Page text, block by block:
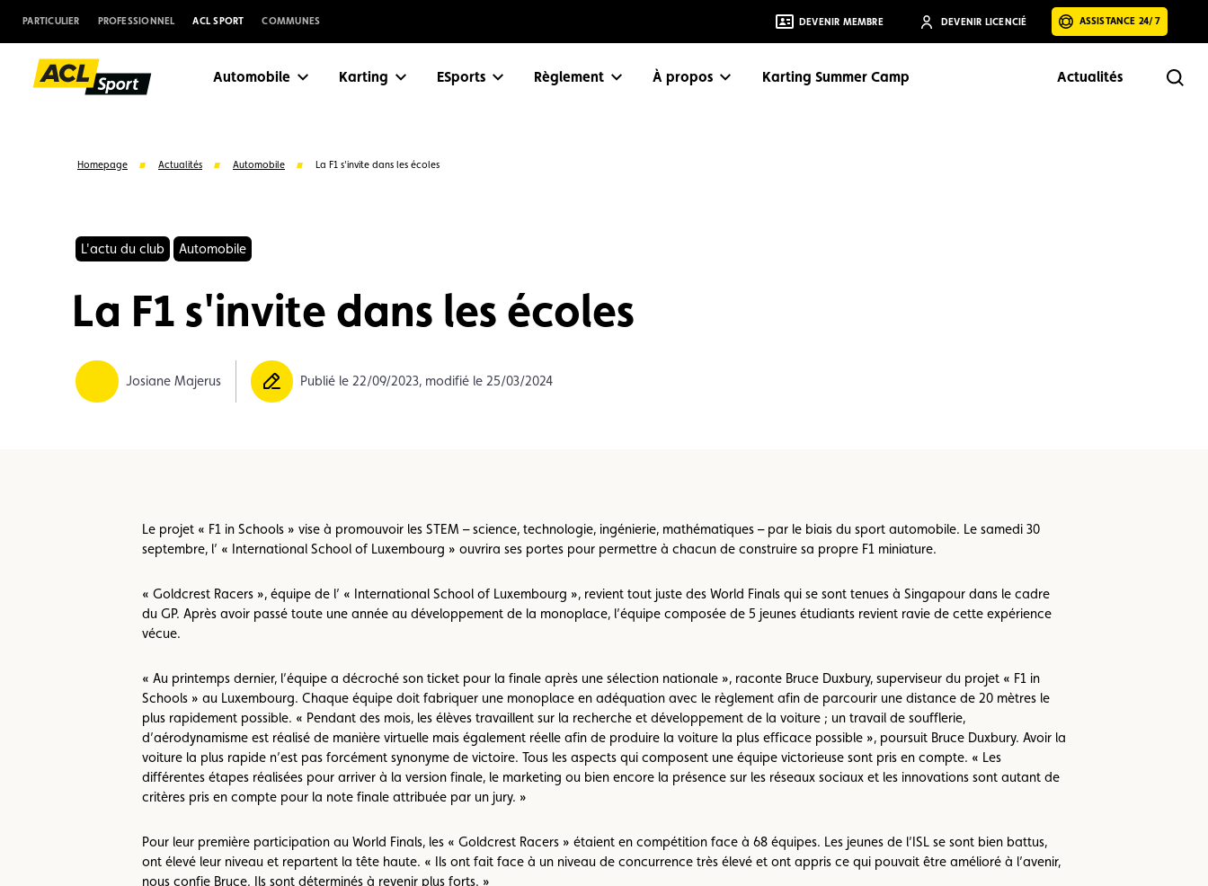
PARTICULIER PROFESSIONNEL ACL SPORT COMMUNES DEVENIR MEMBRE DEVENIR LICENCIÉ ASSISTANCE 24/7
Automobile Karting eSports Règlement À propos Karting Summer Camp Actualités
Suggestions
Homepage Actualités Automobile La F1 s'invite dans les écoles
L'actu du club Automobile
La F1 s'invite dans les écoles
Josiane Majerus Publié le 22/09/2023, modifié le 25/03/2024
Le projet « F1 in Schools » vise à promouvoir les STEM – science, technologie, ingénierie, mathématiques – par le biais du sport automobile. Le samedi 30
septembre, l’ « International School of Luxembourg » ouvrira ses portes pour permettre à chacun de construire sa propre F1 miniature.
« Goldcrest Racers », équipe de l’ « International School of Luxembourg », revient tout juste des World Finals qui se sont tenues à Singapour dans le cadre
du GP. Après avoir passé toute une année au développement de la monoplace, l’équipe composée de 5 jeunes étudiants revient ravie de cette expérience
vécue.
« Au printemps dernier, l’équipe a décroché son ticket pour la finale après une sélection nationale », raconte Bruce Duxbury, superviseur du projet « F1 in
Schools » au Luxembourg. Chaque équipe doit fabriquer une monoplace en adéquation avec le règlement afin de parcourir une distance de 20 mètres le
plus rapidement possible. « Pendant des mois, les élèves travaillent sur la recherche et développement de la voiture ; un travail de soufflerie,
d’aérodynamisme est réalisé de manière virtuelle mais également réelle afin de produire la voiture la plus efficace possible », poursuit Bruce Duxbury. Avoir la
voiture la plus rapide n’est pas forcément synonyme de victoire. Tous les aspects qui composent une équipe victorieuse sont pris en compte. « Les
différentes étapes réalisées pour arriver à la version finale, le marketing ou bien encore la présence sur les réseaux sociaux et les innovations sont autant de
critères pris en compte pour la note finale attribuée par un jury. »
Pour leur première participation au World Finals, les « Goldcrest Racers » étaient en compétition face à 68 équipes. Les jeunes de l’ISL se sont bien battus,
ont élevé leur niveau et repartent la tête haute. « Ils ont fait face à un niveau de concurrence très élevé et ont appris ce qui pouvait être amélioré à l’avenir,
nous confie Bruce. Ils sont déterminés à revenir plus forts. »